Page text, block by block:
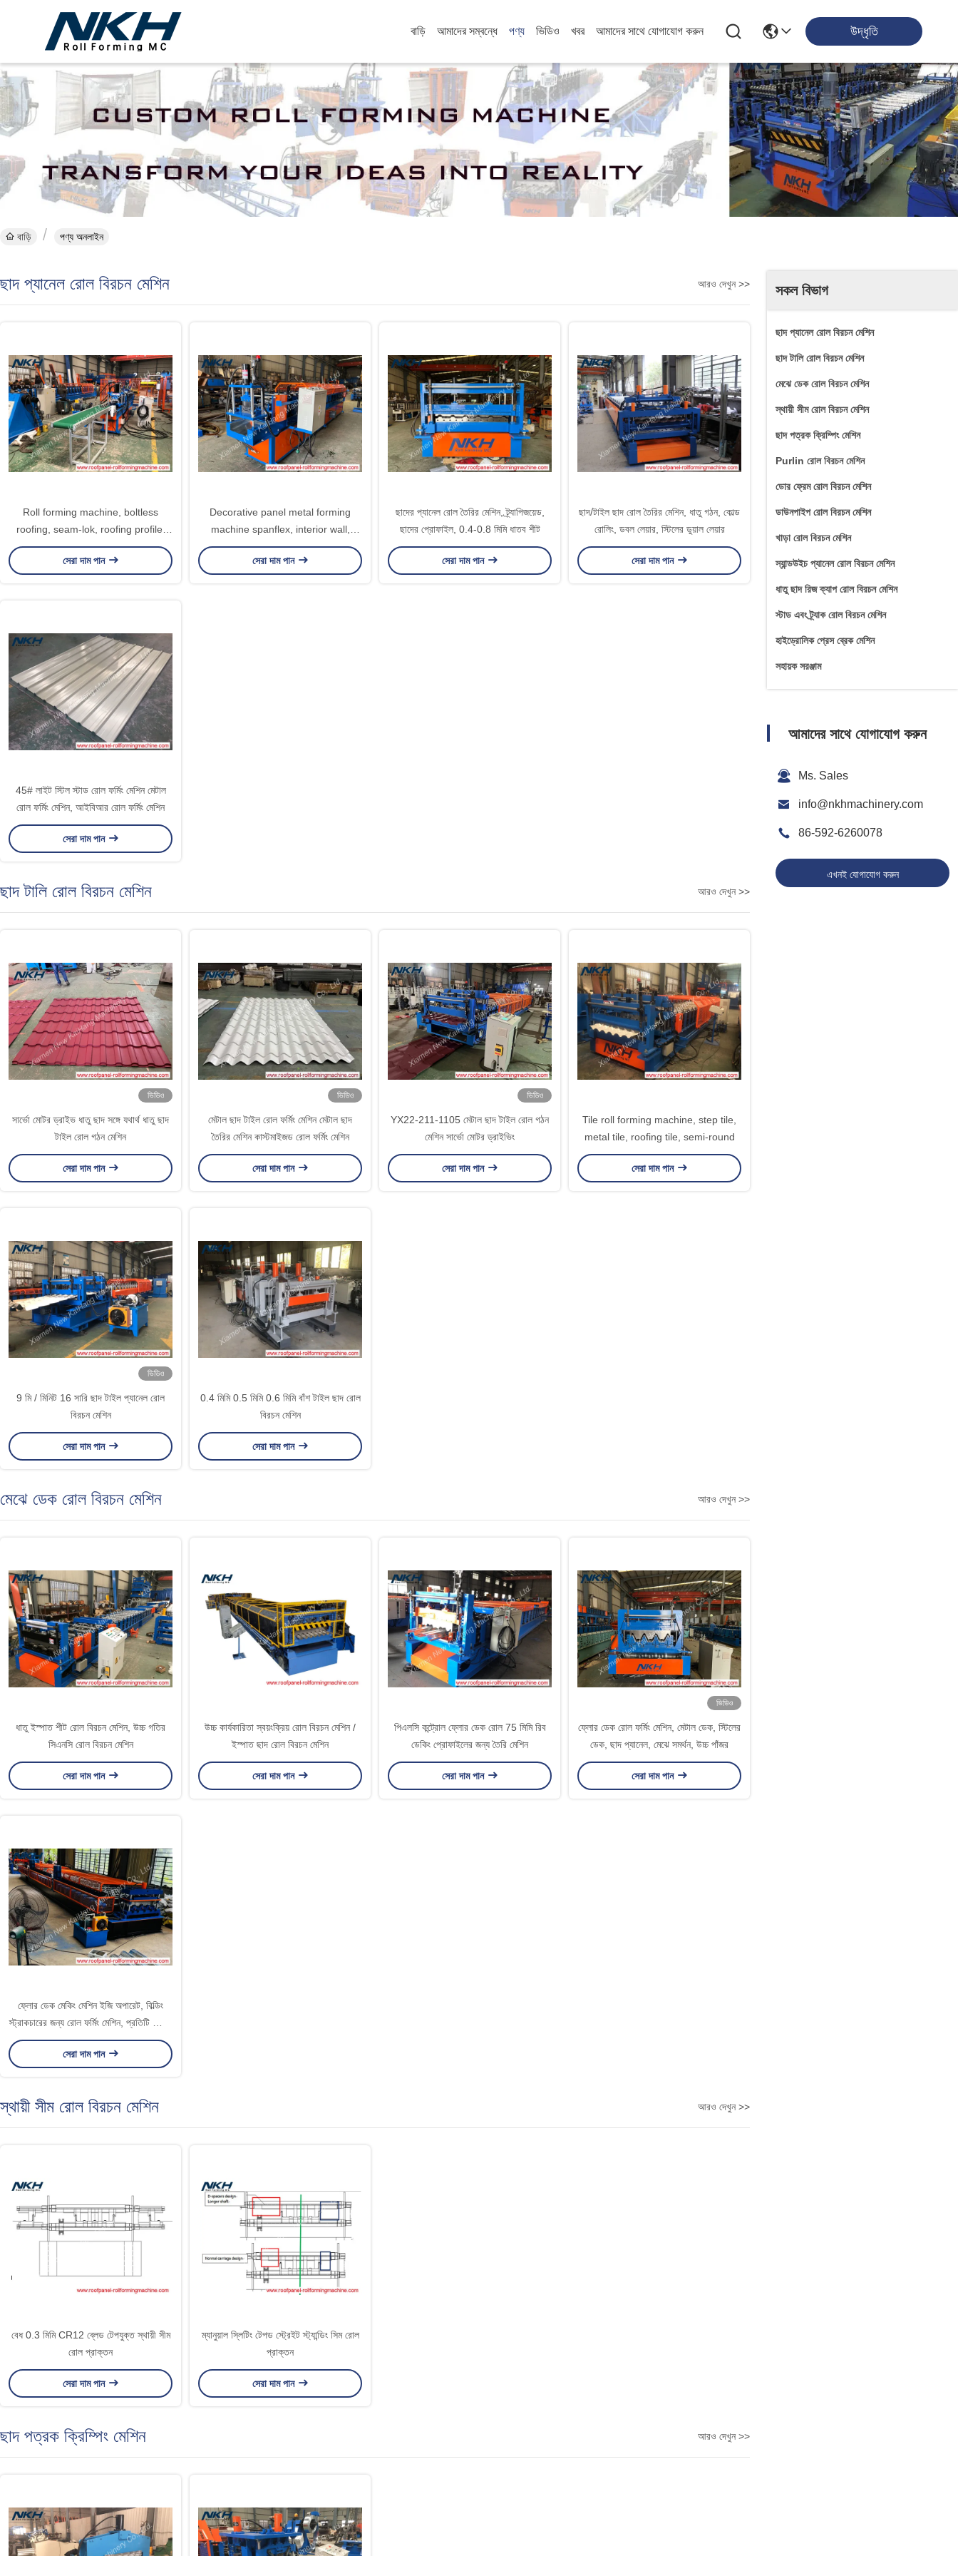
বাড়ি আমাদের সম্বন্ধে পণ্য ভিডিও খবর আমাদের সাথে যোগাযোগ করুন উদ্ধৃতি
বাড়ি পণ্য অনলাইন
সকল বিভাগ
ছাদ প্যানেল রোল বিরচন মেশিন
ছাদ টালি রোল বিরচন মেশিন
মেঝে ডেক রোল বিরচন মেশিন
স্থায়ী সীম রোল বিরচন মেশিন
ছাদ পত্রক ক্রিম্পিং মেশিন
Purlin রোল বিরচন মেশিন
ডোর ফ্রেম রোল বিরচন মেশিন
ডাউনপাইপ রোল বিরচন মেশিন
খাড়া রোল বিরচন মেশিন
স্যান্ডউইচ প্যানেল রোল বিরচন মেশিন
ধাতু ছাদ রিজ ক্যাপ রোল বিরচন মেশিন
স্টাড এবং ট্র্যাক রোল বিরচন মেশিন
হাইড্রোলিক প্রেস ব্রেক মেশিন
সহায়ক সরঞ্জাম
আমাদের সাথে যোগাযোগ করুন
Ms. Sales
info@nkhmachinery.com
86-592-6260078
এখনই যোগাযোগ করুন
ছাদ প্যানেল রোল বিরচন মেশিন আরও দেখুন >>
Roll forming machine, boltless
roofing, seam-lok, roofing profile,
fixing clip
সেরা দাম পান
Decorative panel metal forming
machine spanflex, interior wall,
baffle ceiling, linear ceiling
সেরা দাম পান
ছাদের প্যানেল রোল তৈরির মেশিন, ট্র্যাপিজয়েড,
ছাদের প্রোফাইল, 0.4-0.8 মিমি ধাতব শীট
সেরা দাম পান
ছাদ/টাইল ছাদ রোল তৈরির মেশিন, ধাতু গঠন, কোল্ড
রোলিং, ডবল লেয়ার, স্টিলের ডুয়াল লেয়ার
সেরা দাম পান
45# লাইট স্টিল স্টাড রোল ফর্মিং মেশিন মেটাল
রোল ফর্মিং মেশিন, আইবিআর রোল ফর্মিং মেশিন
সেরা দাম পান
ছাদ টালি রোল বিরচন মেশিন আরও দেখুন >>
ভিডিও
সার্ভো মোটর ড্রাইভ ধাতু ছাদ সঙ্গে যথার্থ ধাতু ছাদ
টাইল রোল গঠন মেশিন
সেরা দাম পান
ভিডিও
মেটাল ছাদ টাইল রোল ফর্মিং মেশিন মেটাল ছাদ
তৈরির মেশিন কাস্টমাইজড রোল ফর্মিং মেশিন
সেরা দাম পান
ভিডিও
YX22-211-1105 মেটাল ছাদ টাইল রোল গঠন
মেশিন সার্ভো মোটর ড্রাইভিং
সেরা দাম পান
Tile roll forming machine, step tile,
metal tile, roofing tile, semi-round
সেরা দাম পান
ভিডিও
9 মি / মিনিট 16 সারি ছাদ টাইল প্যানেল রোল
বিরচন মেশিন
সেরা দাম পান
0.4 মিমি 0.5 মিমি 0.6 মিমি বাঁশ টাইল ছাদ রোল
বিরচন মেশিন
সেরা দাম পান
মেঝে ডেক রোল বিরচন মেশিন আরও দেখুন >>
ধাতু ইস্পাত শীট রোল বিরচন মেশিন, উচ্চ গতির
সিএনসি রোল বিরচন মেশিন
সেরা দাম পান
উচ্চ কার্যকারিতা স্বয়ংক্রিয় রোল বিরচন মেশিন /
ইস্পাত ছাদ রোল বিরচন মেশিন
সেরা দাম পান
পিএলসি কন্ট্রোল ফ্লোর ডেক রোল 75 মিমি রিব
ডেকিং প্রোফাইলের জন্য তৈরি মেশিন
সেরা দাম পান
ভিডিও
ফ্লোর ডেক রোল ফর্মিং মেশিন, মেটাল ডেক, স্টিলের
ডেক, ছাদ প্যানেল, মেঝে সমর্থন, উচ্চ পাঁজর
সেরা দাম পান
ফ্লোর ডেক মেকিং মেশিন ইজি অপারেট, বিল্ডিং
স্ট্রাকচারের জন্য রোল ফর্মিং মেশিন, প্রতিটি স্টেজে
গেরা বক্স সহ
সেরা দাম পান
স্থায়ী সীম রোল বিরচন মেশিন আরও দেখুন >>
বেধ 0.3 মিমি CR12 ব্লেড টেপযুক্ত স্থায়ী সীম
রোল প্রাক্তন
সেরা দাম পান
ম্যানুয়াল স্লিটিং টেপড স্ট্রেইট স্ট্যান্ডিং সিম রোল
প্রাক্তন
সেরা দাম পান
ছাদ পত্রক ক্রিম্পিং মেশিন আরও দেখুন >>